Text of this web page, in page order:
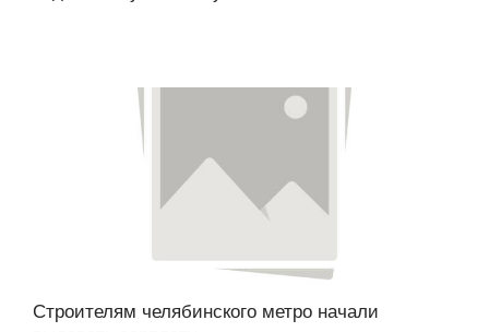
Строителям челябинского метро начали